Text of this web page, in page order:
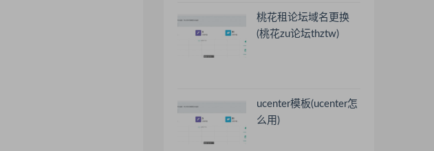
桃花租论坛域名更换
(桃花zu论坛thztw)
ucenter模板(ucenter怎
么用)